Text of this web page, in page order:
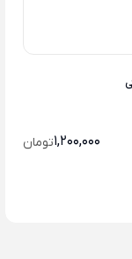
1,200,000تومان